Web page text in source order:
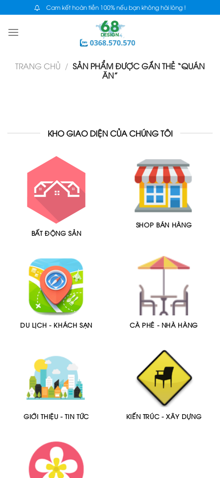
content
Cam kết hoàn tiền 100% nếu bạn không hài lòng !
TRANG CHỦ / SẢN PHẨM ĐƯỢC GẮN THẺ “QUÁN
ĂN”
KHO GIAO DIỆN CỦA CHÚNG TÔI
BẤT ĐỘNG SẢN
SHOP BÁN HÀNG
DU LỊCH - KHÁCH SẠN CÀ PHÊ - NHÀ HÀNG
GIỚI THIỆU - TIN TỨC KIẾN TRÚC - XÂY DỰNG